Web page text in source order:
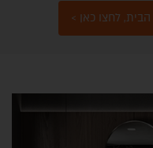
לחצו כאן >